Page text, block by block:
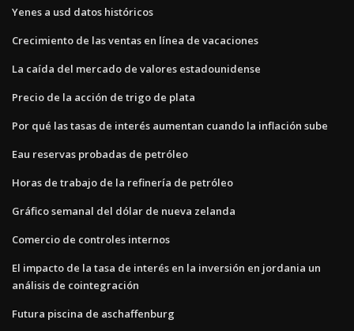
Yenes a usd datos históricos
Crecimiento de las ventas en línea de vacaciones
La caída del mercado de valores estadounidense
Precio de la acción de trigo de plata
Por qué las tasas de interés aumentan cuando la inflación sube
Eau reservas probadas de petróleo
Horas de trabajo de la refinería de petróleo
Gráfico semanal del dólar de nueva zelanda
Comercio de controles internos
El impacto de la tasa de interés en la inversión en jordania un
análisis de cointegración
Futura piscina de aschaffenburg